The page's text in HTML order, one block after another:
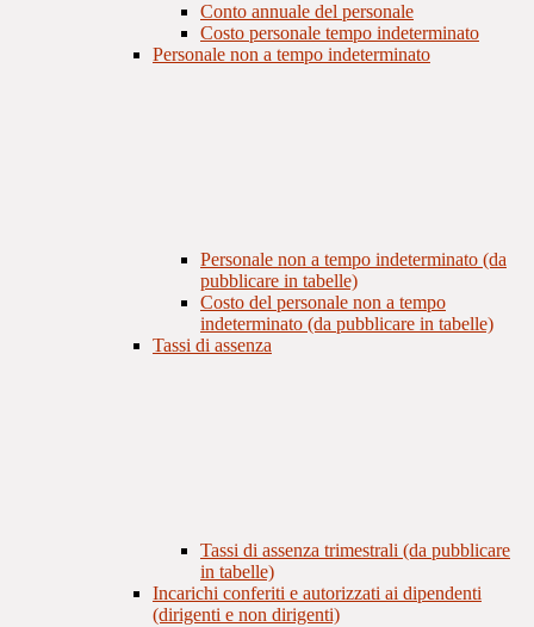
Conto annuale del personale
Costo personale tempo indeterminato
Personale non a tempo indeterminato
Personale non a tempo indeterminato (da
pubblicare in tabelle)
Costo del personale non a tempo
indeterminato (da pubblicare in tabelle)
Tassi di assenza
Tassi di assenza trimestrali (da pubblicare
in tabelle)
Incarichi conferiti e autorizzati ai dipendenti
(dirigenti e non dirigenti)